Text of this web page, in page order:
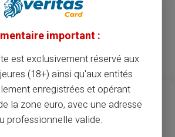
socio
37M
Aceptación de
important :
est exclusivement réservé aux
(18+) ainsi qu'aux entités
enregistrées et opérant
la zone euro, avec une adresse
professionnelle valide.